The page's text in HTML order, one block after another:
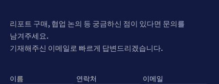
리포트 구매, 협업 논의 등 궁금하신 점이 있다면 문의를
남겨주세요.
기재해주신 이메일로 빠르게 답변드리겠습니다.
이름 연락처 이메일